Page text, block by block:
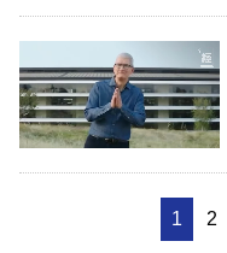
1 2